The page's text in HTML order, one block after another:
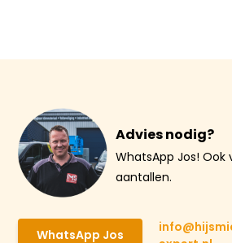
Advies nodig?
WhatsApp Jos! Ook
aantallen.
WhatsApp Jos